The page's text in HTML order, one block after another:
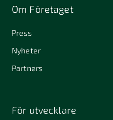
Om Företaget
Press
Nyheter
Partners
För utvecklare